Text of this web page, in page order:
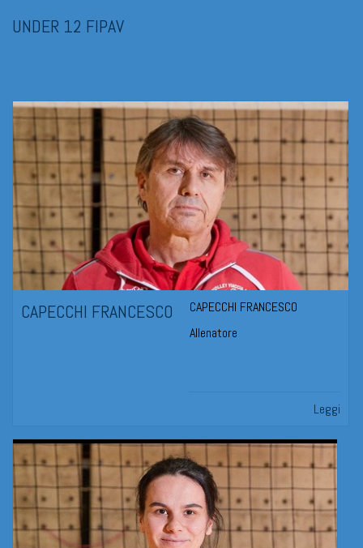
UNDER 12 FIPAV
CAPECCHI FRANCESCO
CAPECCHI FRANCESCO
Allenatore
Leggi